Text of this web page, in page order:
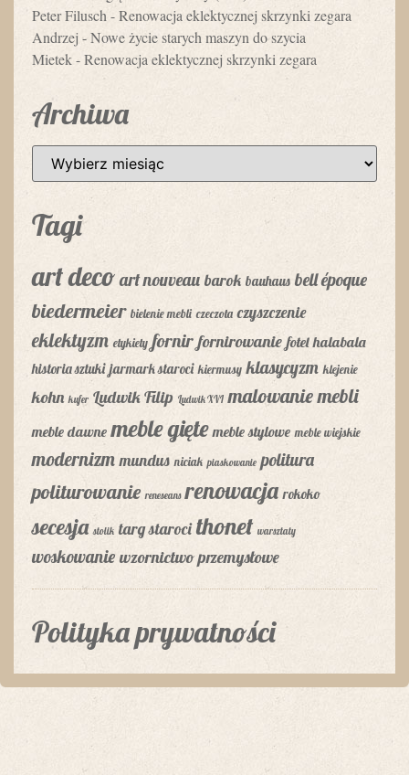
Peter Filusch -Renowacja eklektycznej skrzynki zegara
Andrzej -Nowe życie starych maszyn do szycia
Mietek-Renowacja eklektycznej skrzynki zegara
Archiwa
Tagi
art deco art nouveau barok bauhaus bell époque
biedermeier bielenie mebli czeczota czyszczenie
eklektyzm etykiety fornir fornirowanie fotel halabala
historia sztuki jarmark staroci kiermusy klasycyzm klejenie
kohn kufer Ludwik Filip Ludwik XVI malowanie mebli
meble dawne meble gięte meble stylowe meble wiejskie
modernizm mundus niciak piaskowanie politura
politurowanie reneseans renowacja rokoko
secesja stolik targ staroci thonet warsztaty
woskowanie wzornictwo przemysłowe
Polityka prywatności